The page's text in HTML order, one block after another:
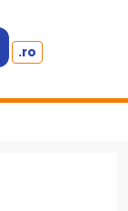
.ro